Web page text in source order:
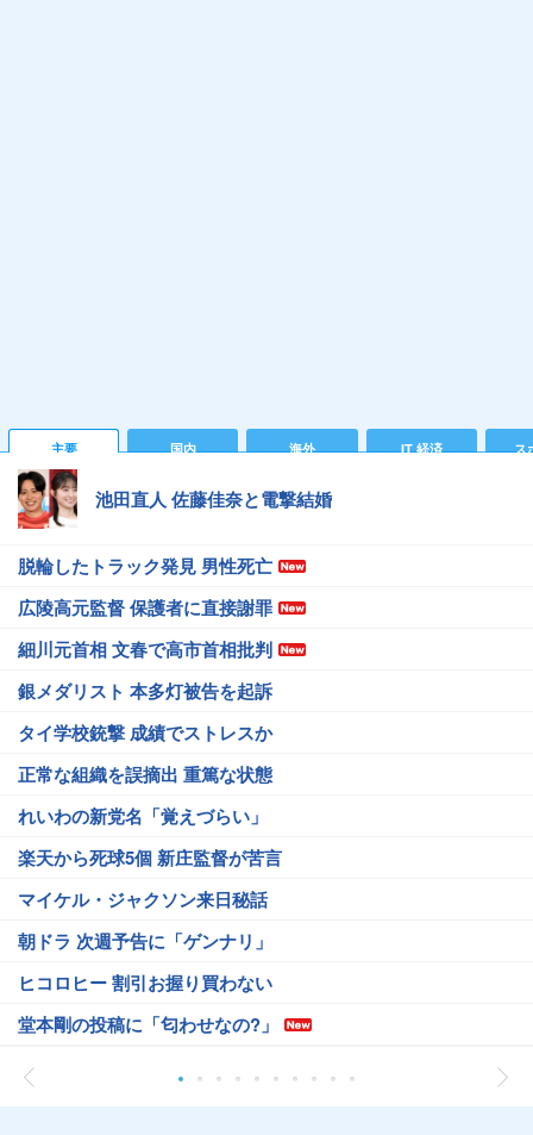
主要 国内 海外 IT 経済 ス
池田直人 佐藤佳奈と電撃結婚
脱輪したトラック発見 男性死亡
広陵高元監督 保護者に直接謝罪
細川元首相 文春で高市首相批判
銀メダリスト 本多灯被告を起訴
タイ学校銃撃 成績でストレスか
正常な組織を誤摘出 重篤な状態
れいわの新党名「覚えづらい」
楽天から死球5個 新庄監督が苦言
マイケル・ジャクソン来日秘話
朝ドラ 次週予告に「ゲンナリ」
ヒコロヒー 割引お握り買わない
堂本剛の投稿に「匂わせなの?」